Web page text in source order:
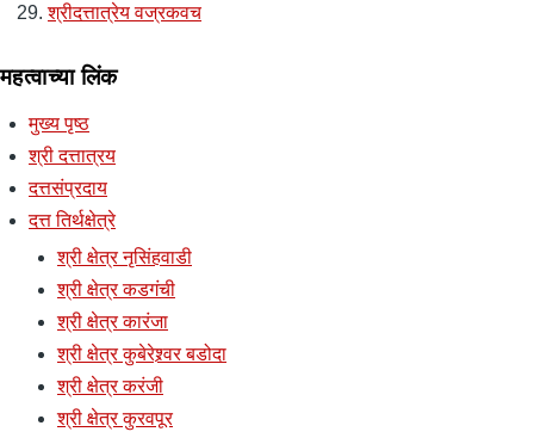
श्रीदत्तात्रेय वज्रकवच
महत्वाच्या लिंक
मुख्य पृष्ठ
श्री दत्तात्रय
दत्तसंप्रदाय
दत्त तिर्थक्षेत्रे
श्री क्षेत्र नृसिंहवाडी
श्री क्षेत्र कडगंची
श्री क्षेत्र कारंजा
श्री क्षेत्र कुबेरेश्र्वर बडोदा
श्री क्षेत्र करंजी
श्री क्षेत्र कुरवपूर